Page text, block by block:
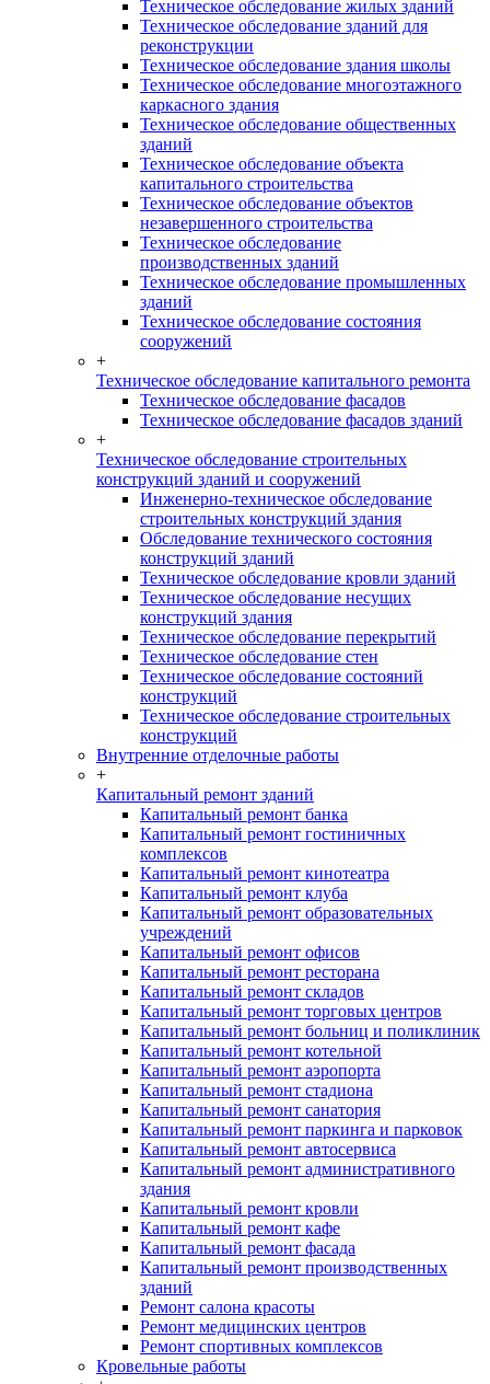
Техническое обследование жилых зданий
Техническое обследование зданий для
реконструкции
Техническое обследование здания школы
Техническое обследование многоэтажного
каркасного здания
Техническое обследование общественных
зданий
Техническое обследование объекта
капитального строительства
Техническое обследование объектов
незавершенного строительства
Техническое обследование
производственных зданий
Техническое обследование промышленных
зданий
Техническое обследование состояния
сооружений
+
Техническое обследование капитального ремонта
Техническое обследование фасадов
Техническое обследование фасадов зданий
+
Техническое обследование строительных
конструкций зданий и сооружений
Инженерно-техническое обследование
строительных конструкций здания
Обследование технического состояния
конструкций зданий
Техническое обследование кровли зданий
Техническое обследование несущих
конструкций здания
Техническое обследование перекрытий
Техническое обследование стен
Техническое обследование состояний
конструкций
Техническое обследование строительных
конструкций
Внутренние отделочные работы
+
Капитальный ремонт зданий
Капитальный ремонт банка
Капитальный ремонт гостиничных
комплексов
Капитальный ремонт кинотеатра
Капитальный ремонт клуба
Капитальный ремонт образовательных
учреждений
Капитальный ремонт офисов
Капитальный ремонт ресторана
Капитальный ремонт складов
Капитальный ремонт торговых центров
Капитальный ремонт больниц и поликлиник
Капитальный ремонт котельной
Капитальный ремонт аэропорта
Капитальный ремонт стадиона
Капитальный ремонт санатория
Капитальный ремонт паркинга и парковок
Капитальный ремонт автосервиса
Капитальный ремонт административного
здания
Капитальный ремонт кровли
Капитальный ремонт кафе
Капитальный ремонт фасада
Капитальный ремонт производственных
зданий
Ремонт салона красоты
Ремонт медицинских центров
Ремонт спортивных комплексов
Кровельные работы